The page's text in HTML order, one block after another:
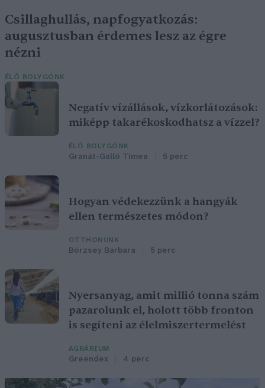
Csillaghullás, napfogyatkozás:
augusztusban érdemes lesz az égre
nézni
ÉLŐ BOLYGÓNK
Negatív vízállások, vízkorlátozások:
miképp takarékoskodhatsz a vízzel?
ÉLŐ BOLYGÓNK
Granát-Galló Tímea 5 perc
Hogyan védekezzünk a hangyák
ellen természetes módon?
OTTHONUNK
Börzsey Barbara 5 perc
Nyersanyag, amit millió tonna szám
pazarolunk el, holott több fronton
is segíteni az élelmiszertermelést
AGRÁRIUM
Greendex 4 perc